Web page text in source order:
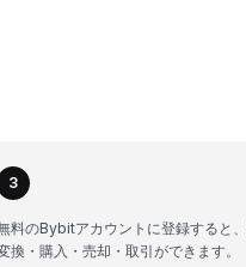
3
料のBybitアカウントに登録すると、
換・購入・売却・取引ができます。